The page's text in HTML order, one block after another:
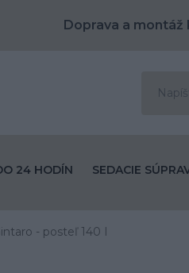
Doprava a montáž
24 HODÍN SEDACIE
- posteľ 140 I